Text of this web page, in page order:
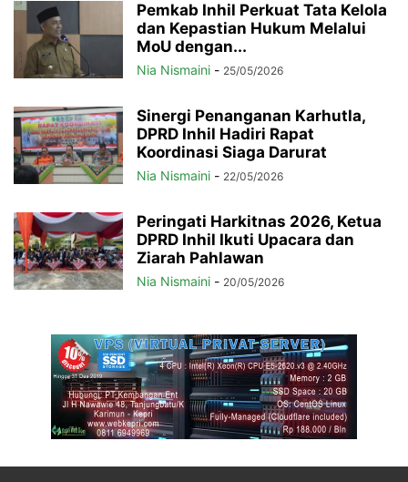
Pemkab Inhil Perkuat Tata Kelola
dan Kepastian Hukum Melalui
MoU dengan...
Nia Nismaini - 25/05/2026
Sinergi Penanganan Karhutla,
DPRD Inhil Hadiri Rapat
Koordinasi Siaga Darurat
Nia Nismaini - 22/05/2026
Peringati Harkitnas 2026, Ketua
DPRD Inhil Ikuti Upacara dan
Ziarah Pahlawan
Nia Nismaini - 20/05/2026